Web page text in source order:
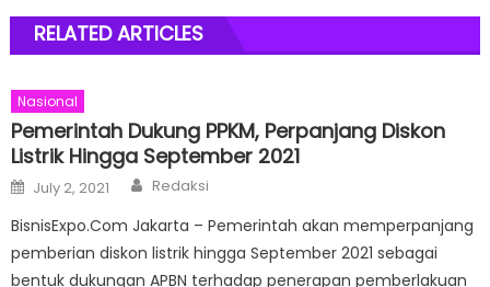
RELATED ARTICLES
Nasional
Pemerintah Dukung PPKM, Perpanjang Diskon
Listrik Hingga September 2021
Posted
on
July 2, 2021 Author
Redaksi
BisnisExpo.Com Jakarta – Pemerintah akan memperpanjang
pemberian diskon listrik hingga September 2021 sebagai
bentuk dukungan APBN terhadap penerapan pemberlakuan